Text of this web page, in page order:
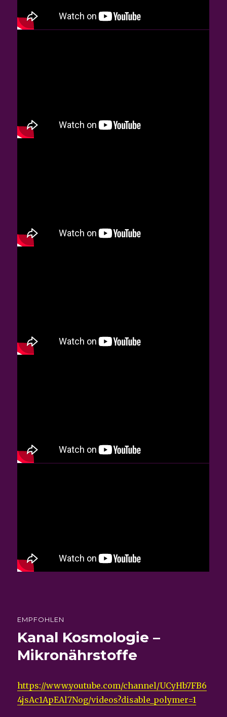
EMPFOHLEN
Kanal Kosmologie –
Mikronährstoffe
https://www.youtube.com/channel/UCyHb7FB6
4jsAc1ApEAl7Nog/videos?disable_polymer=1